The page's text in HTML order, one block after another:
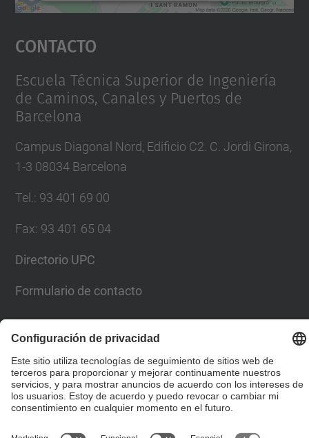
Aceptar
powered by
Contacto
Escuela Técnica Superior de Ingeniería
de Caminos, Canales y Puertos de
Barcelona
Campus Diagonal Nord, Edificio C2. C. Jordi Girona,
1-3 08034 Barcelona
Tel. : 93 401 69 00
Fax: 93 401 65 04
Directorio UPC
Formulario de contacto
© UPCEscuela Técnica Superior de Ingenieros de Caminos,
Canales y Puertos de Barcelona